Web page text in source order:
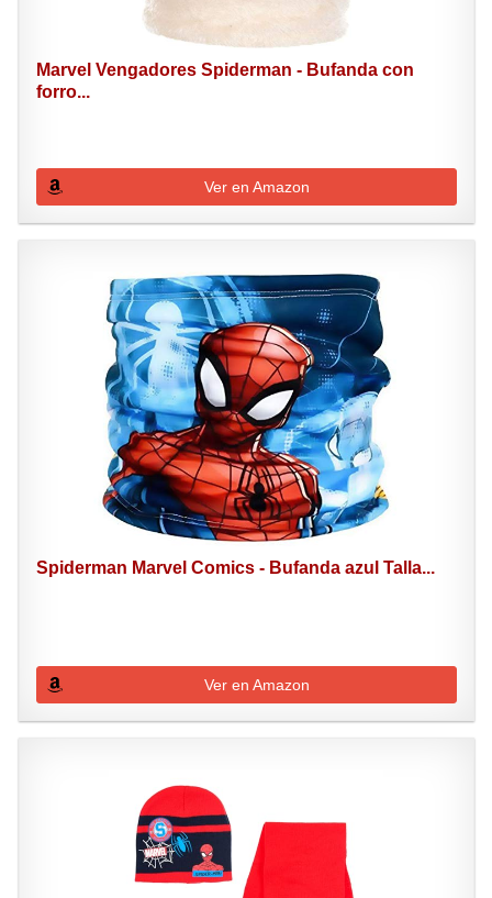
Marvel Vengadores Spiderman - Bufanda con
forro...
Ver en Amazon
Spiderman Marvel Comics - Bufanda azul Talla...
Ver en Amazon